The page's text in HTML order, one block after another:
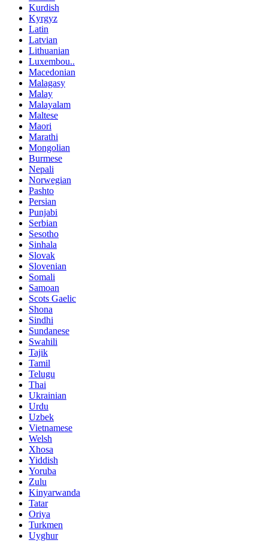
Kurdish
Kyrgyz
Latin
Latvian
Lithuanian
Luxembou..
Macedonian
Malagasy
Malay
Malayalam
Maltese
Maori
Marathi
Mongolian
Burmese
Nepali
Norwegian
Pashto
Persian
Punjabi
Serbian
Sesotho
Sinhala
Slovak
Slovenian
Somali
Samoan
Scots Gaelic
Shona
Sindhi
Sundanese
Swahili
Tajik
Tamil
Telugu
Thai
Ukrainian
Urdu
Uzbek
Vietnamese
Welsh
Xhosa
Yiddish
Yoruba
Zulu
Kinyarwanda
Tatar
Oriya
Turkmen
Uyghur